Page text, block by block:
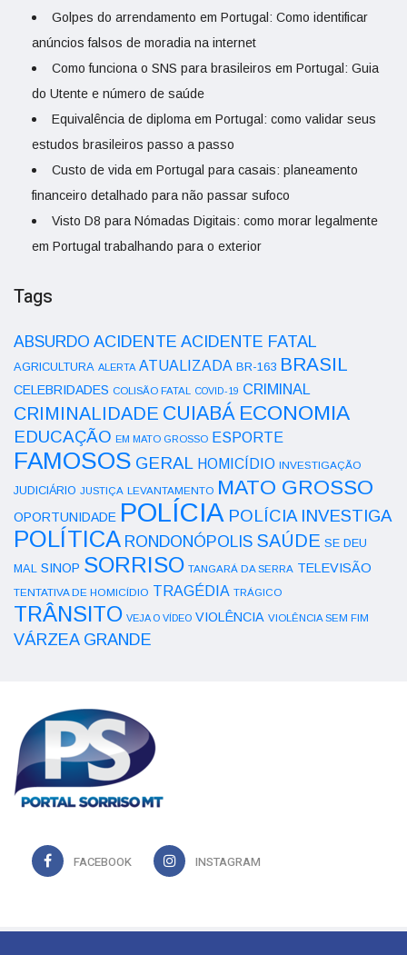
Golpes do arrendamento em Portugal: Como identificar
anúncios falsos de moradia na internet
Como funciona o SNS para brasileiros em Portugal: Guia
do Utente e número de saúde
Equivalência de diploma em Portugal: como validar seus
estudos brasileiros passo a passo
Custo de vida em Portugal para casais: planeamento
financeiro detalhado para não passar sufoco
Visto D8 para Nómadas Digitais: como morar legalmente
em Portugal trabalhando para o exterior
Tags
ABSURDO ACIDENTE ACIDENTE FATAL
AGRICULTURA ALERTA ATUALIZADA BR-163 BRASIL
CELEBRIDADES COLISÃO FATAL COVID-19 CRIMINAL
CRIMINALIDADE CUIABÁ ECONOMIA
EDUCAÇÃO EM MATO GROSSO ESPORTE
FAMOSOS GERAL HOMICÍDIO INVESTIGAÇÃO
JUDICIÁRIO JUSTIÇA LEVANTAMENTO MATO GROSSO
OPORTUNIDADE POLÍCIA POLÍCIA INVESTIGA
POLÍTICA RONDONÓPOLIS SAÚDE SE DEU
MAL SINOP SORRISO TANGARÁ DA SERRA TELEVISÃO
TENTATIVA DE HOMICÍDIO TRAGÉDIA TRÁGICO
TRÂNSITO VEJA O VÍDEO VIOLÊNCIA VIOLÊNCIA SEM FIM
VÁRZEA GRANDE
FACEBOOK INSTAGRAM